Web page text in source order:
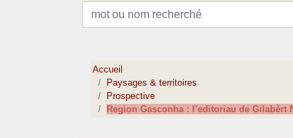
Accueil
Paysages & territoires
Prospective
Region Gasconha : l’editoriau de Gilabèrt